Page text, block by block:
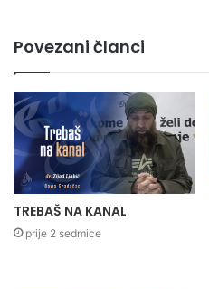
Povezani članci
TREBAŠ NA KANAL
prije 2 sedmice